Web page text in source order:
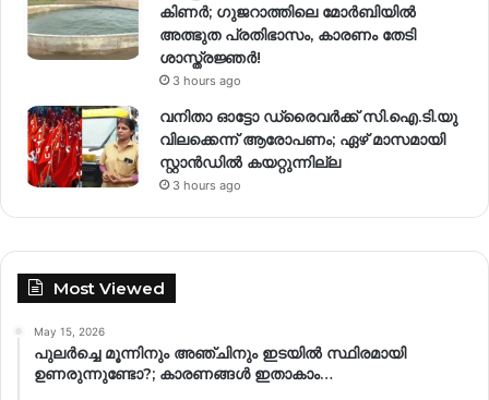
കിണര്‍; ഗുജറാത്തിലെ മോർബിയിൽ
അത്ഭുത പ്രതിഭാസം, കാരണം തേടി
ശാസ്ത്രജ്ഞർ!
3 hours ago
വനിതാ ഓട്ടോ ഡ്രൈവർക്ക് സി.ഐ.ടി.യു
വിലക്കെന്ന് ആരോപണം; ഏഴ് മാസമായി
സ്റ്റാൻഡിൽ കയറ്റുന്നില്ല
3 hours ago
Most Viewed
May 15, 2026
പുലർച്ചെ മൂന്നിനും അഞ്ചിനും ഇടയിൽ സ്ഥിരമായി
ഉണരുന്നുണ്ടോ?; കാരണങ്ങള്‍ ഇതാകാം…